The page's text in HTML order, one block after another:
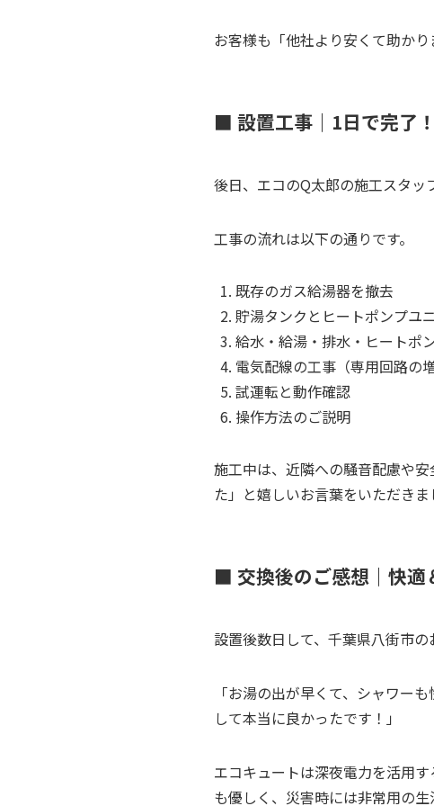
お客様も「他社より安くて助か
■ 設置工事｜1日で完了
後日、エコのQ太郎の施工スタッ
工事の流れは以下の通りです。
既存のガス給湯器を撤去
貯湯タンクとヒートポンプユ
給水・給湯・排水・ヒートポ
電気配線の工事（専用回路の増
試運転と動作確認
操作方法のご説明
施工中は、近隣への騒音配慮や
た」と嬉しいお言葉をいただきま
■ 交換後のご感想｜快適
設置後数日して、千葉県八街市
「お湯の出が早くて、シャワー
して本当に良かったです！」
エコキュートは深夜電力を活用
も優しく、災害時には非常用の生